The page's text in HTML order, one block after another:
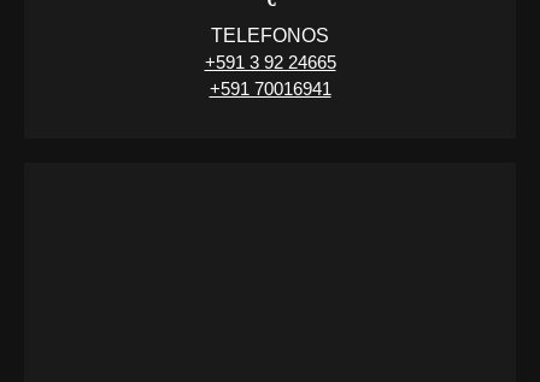
TELEFONOS
+591 3 92 24665
+591 70016941